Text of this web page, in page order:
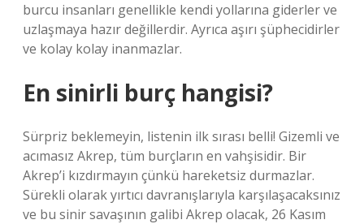
burcu insanları genellikle kendi yollarına giderler ve
uzlaşmaya hazır değillerdir. Ayrıca aşırı şüphecidirler
ve kolay kolay inanmazlar.
En sinirli burç hangisi?
Sürpriz beklemeyin, listenin ilk sırası belli! Gizemli ve
acımasız Akrep, tüm burçların en vahşisidir. Bir
Akrep’i kızdırmayın çünkü hareketsiz durmazlar.
Sürekli olarak yırtıcı davranışlarıyla karşılaşacaksınız
ve bu sinir savaşının galibi Akrep olacak, 26 Kasım